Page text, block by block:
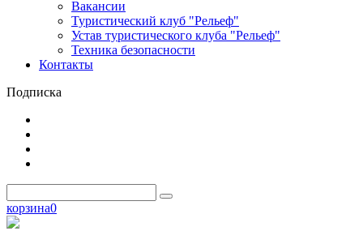
Вакансии
Туристический клуб "Рельеф"
Устав туристического клуба "Рельеф"
Техника безопасности
Контакты
Подписка
корзина0